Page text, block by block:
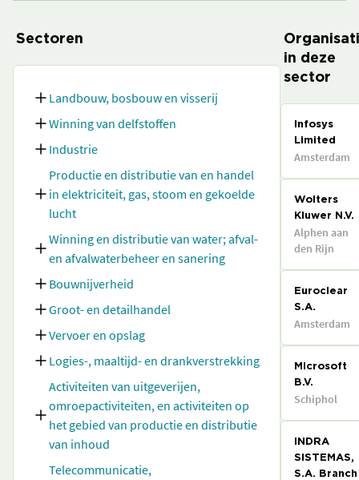
Sectoren
Landbouw, bosbouw en visserij
Winning van delfstoffen
Industrie
Productie en distributie van en handel
in elektriciteit, gas, stoom en gekoelde
lucht
Winning en distributie van water; afval-
en afvalwaterbeheer en sanering
Bouwnijverheid
Groot- en detailhandel
Vervoer en opslag
Logies-, maaltijd- en drankverstrekking
Activiteiten van uitgeverijen,
omroepactiviteiten, en activiteiten op
het gebied van productie en distributie
van inhoud
Telecommunicatie,
in deze
sector
Infosys
Limited
Amsterdam
Wolters
Kluwer N.V.
Alphen aan
den Rijn
Euroclear
S.A.
Amsterdam
Microsoft
B.V.
Schiphol
INDRA
SISTEMAS,
S.A. Branch